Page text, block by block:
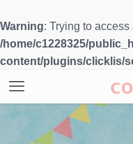
Warning: Trying to
/home/c1228325/
content/plugins/clicklis/